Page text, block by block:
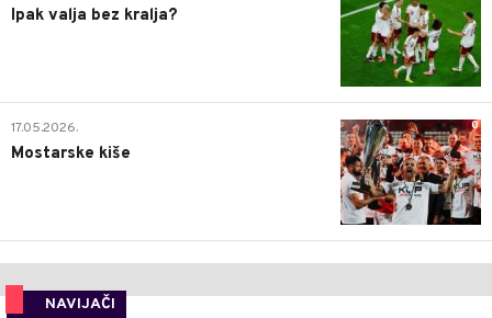
Ipak valja bez kralja?
0
17.05.2026.
Mostarske kiše
NAVIJAČI